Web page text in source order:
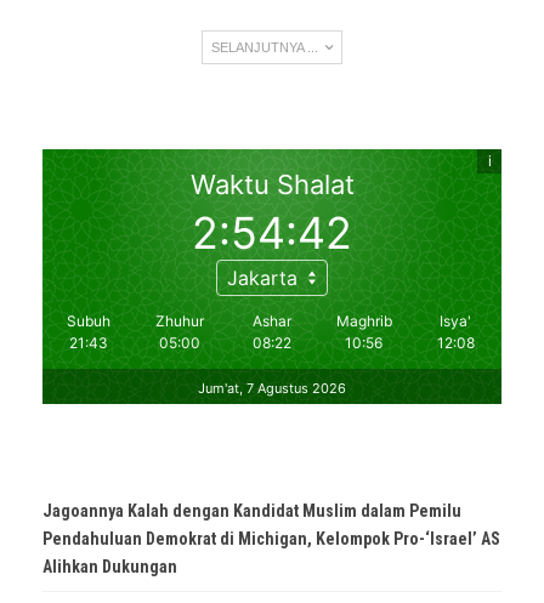
SELANJUTNYA ...
Jagoannya Kalah dengan Kandidat Muslim dalam Pemilu
Pendahuluan Demokrat di Michigan, Kelompok Pro-‘Israel’ AS
Alihkan Dukungan